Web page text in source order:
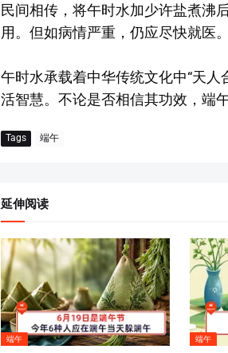
民间相传，将午时水加少许盐煮沸
用。但如病情严重，仍应尽快就医。
午时水承载着中华传统文化中“天
活智慧。不论是否相信其功效，端
Tags 端午
延伸阅读
端午 端午